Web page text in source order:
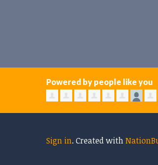
Powered by people like you
Sign in.Created with